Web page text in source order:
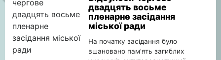
двадцять восьме
пленарне засідання
міської ради
На початку засідання було
вшановано пам'ять загиблих